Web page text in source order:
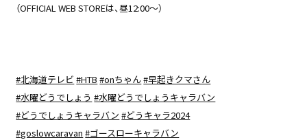
（OFFICIAL WEB STOREは、昼12:00〜）
#北海道テレビ #HTB #onちゃん#早起きクマさん
#水曜どうでしょう #水曜どうでしょうキャラバン
#どうでしょうキャラバン #どうキャラ2024
#goslowcaravan #ゴースローキャラバン